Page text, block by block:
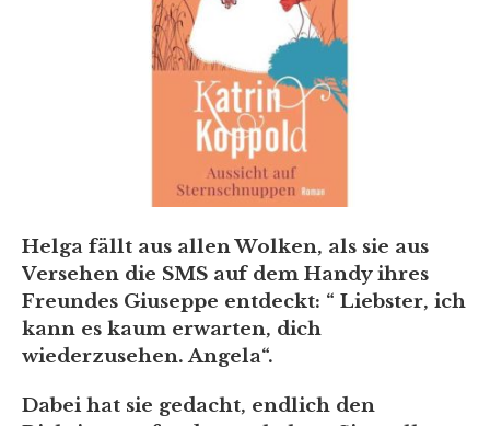
Helga fällt aus allen Wolken, als sie aus
Versehen die SMS auf dem Handy ihres
Freundes Giuseppe entdeckt: “ Liebster, ich
kann es kaum erwarten, dich
wiederzusehen. Angela“.
Dabei hat sie gedacht, endlich den